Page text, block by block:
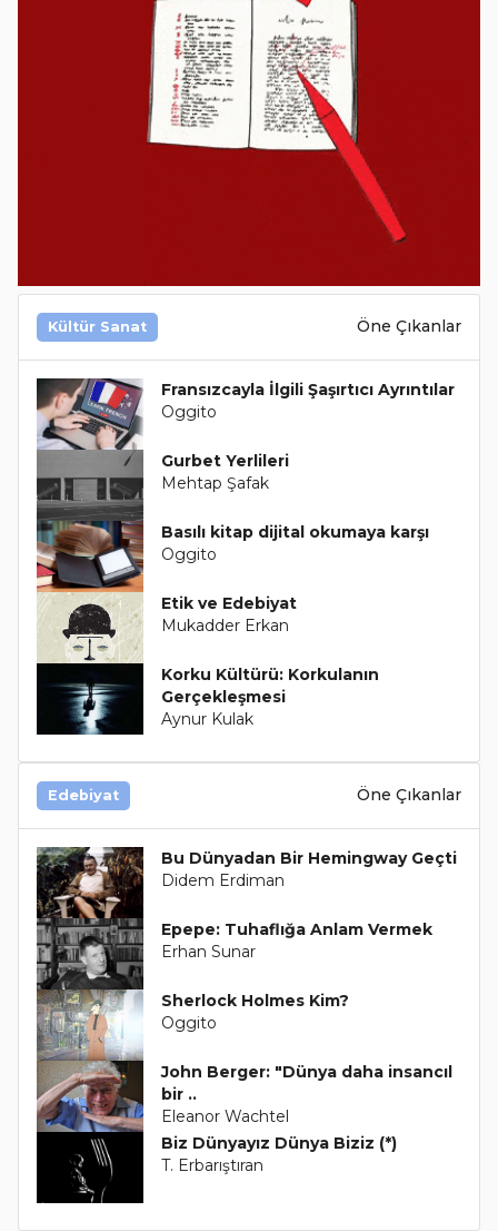
Kültür Sanat Öne Çıkanlar
Fransızcayla İlgili Şaşırtıcı Ayrıntılar
Oggito
Gurbet Yerlileri
Mehtap Şafak
Basılı kitap dijital okumaya karşı
Oggito
Etik ve Edebiyat
Mukadder Erkan
Korku Kültürü: Korkulanın
Gerçekleşmesi
Aynur Kulak
Edebiyat Öne Çıkanlar
Bu Dünyadan Bir Hemingway Geçti
Didem Erdiman
Epepe: Tuhaflığa Anlam Vermek
Erhan Sunar
Sherlock Holmes Kim?
Oggito
John Berger: "Dünya daha insancıl
bir ..
Eleanor Wachtel
Biz Dünyayız Dünya Biziz (*)
T. Erbarıştıran